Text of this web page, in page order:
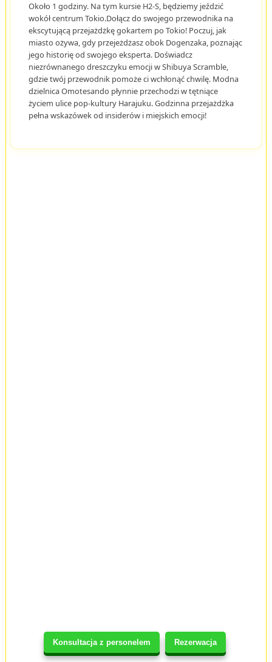
Konsultacja z personelem Rezerwacja
Około 1 godziny. Na tym kursie H2-S, będziemy jeździć
wokół centrum Tokio.Dołącz do swojego przewodnika na
ekscytującą przejażdżkę gokartem po Tokio! Poczuj, jak
miasto ożywa, gdy przejeżdżasz obok Dogenzaka, poznając
jego historię od swojego eksperta. Doświadcz
niezrównanego dreszczyku emocji w Shibuya Scramble,
gdzie twój przewodnik pomoże ci wchłonąć chwilę. Modna
dzielnica Omotesando płynnie przechodzi w tętniące
życiem ulice pop-kultury Harajuku. Godzinna przejażdżka
pełna wskazówek od insiderów i miejskich emocji!